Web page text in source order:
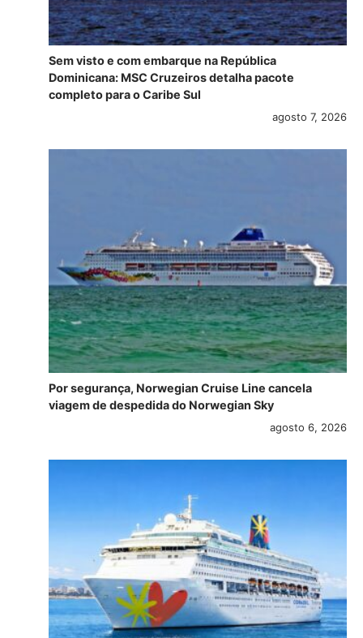
Sem visto e com embarque na República
Dominicana: MSC Cruzeiros detalha pacote
completo para o Caribe Sul
agosto 7, 2026
Por segurança, Norwegian Cruise Line cancela
viagem de despedida do Norwegian Sky
agosto 6, 2026